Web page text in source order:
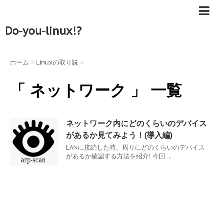
Do-you-linux!?
ホーム > Linuxの取り説 >
「 ネットワーク 」 一覧
ネットワーク内にどのくらいのデバイス
があるか見てみよう！(導入編)
LANに接続した時、周りにどのくらいのデバイス
があるか確認する方法を紹介! 今回 ...